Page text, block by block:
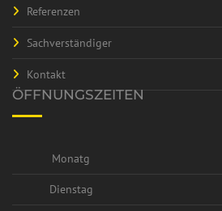
Referenzen
Sachverständiger
Kontakt
ÖFFNUNGSZEITEN
Monatg
Dienstag